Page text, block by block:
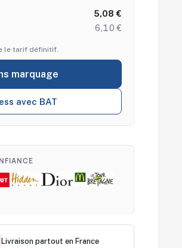
5,08 €
6,10 €
le tarif définitif.
marquage
avec BAT
Livraison partout en France